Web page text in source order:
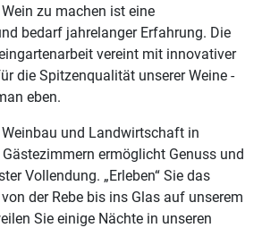
zu machen ist eine
bedarf jahrelanger Erfahrung. Die
vereint mit innovativer
die Spitzenqualität unserer Weine -
eben.
und Landwirtschaft in
ermöglicht Genuss und
Vollendung. „Erleben“ Sie das
der Rebe bis ins Glas auf unserem
Sie einige Nächte in unseren